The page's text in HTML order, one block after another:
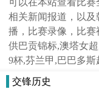
可以在本站查看比
相关新闻报道，以
播，比赛录像，比
供巴贡锦标,澳塔女
9杯,芬兰甲,巴巴多斯
交锋历史